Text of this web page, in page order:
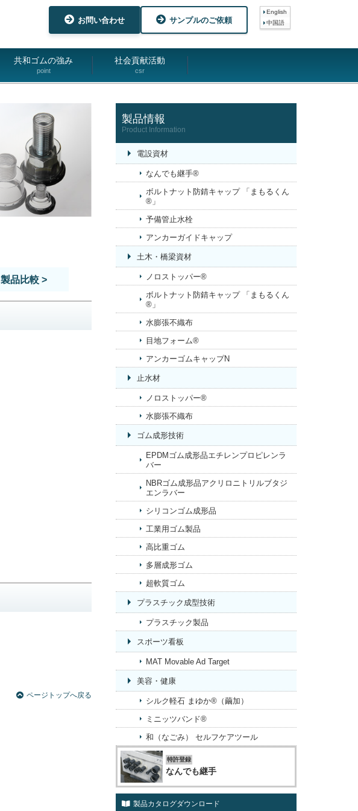
お問い合わせ サンプルのご依頼
English
中国語
共和ゴムの強み
point
社会貢献活動
csr
製品比較 >
ページトップへ戻る
製品情報
Product Information
電設資材
なんでも継手®
ボルトナット防錆キャップ 「まもるくん
®」
予備管止水栓
アンカーガイドキャップ
土木・橋梁資材
ノロストッパー®
ボルトナット防錆キャップ 「まもるくん
®」
水膨張不織布
目地フォーム®
アンカーゴムキャップN
止水材
ノロストッパー®
水膨張不織布
ゴム成形技術
EPDMゴム成形品エチレンプロピレンラ
バー
NBRゴム成形品アクリロニトリルブタジ
エンラバー
シリコンゴム成形品
工業用ゴム製品
高比重ゴム
多層成形ゴム
超軟質ゴム
プラスチック成型技術
プラスチック製品
スポーツ看板
MAT Movable Ad Target
美容・健康
シルク軽石 まゆか®（繭加）
ミニッツバンド®
和（なごみ） セルフケアツール
特許登録
なんでも継手
製品カタログダウンロード